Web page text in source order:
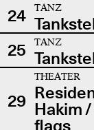
24
TANZ
25
TANZ
29
THEATER
Hakim
flags